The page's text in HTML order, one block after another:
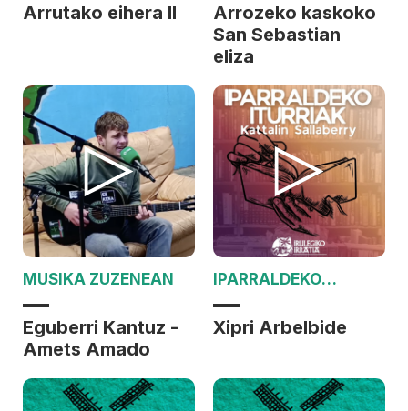
Arrutako eihera II
Arrozeko kaskoko
San Sebastian
eliza
MUSIKA ZUZENEAN
Eguberri Kantuz -
Amets Amado
IPARRALDEKO
ITURRIAK
Xipri Arbelbide